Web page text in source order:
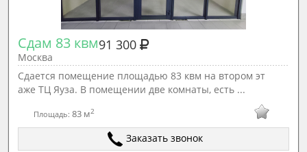
Сдам 83 квм91 300
Москва
Сдается помещение площадью 83 квм на втором эт
аже ТЦ Яуза. В помещении две комнаты, есть ...
Площадь:83 м2
Заказать звонок